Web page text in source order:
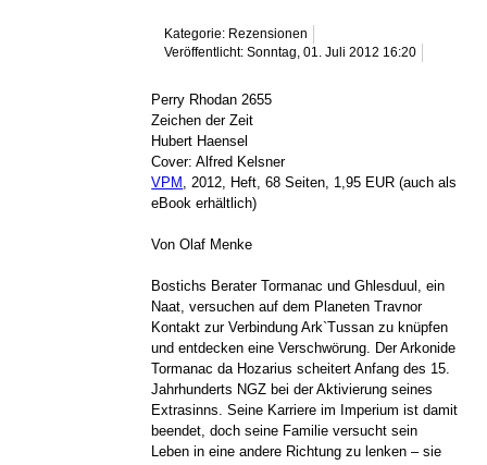
Kategorie: Rezensionen
Veröffentlicht: Sonntag, 01. Juli 2012 16:20
Perry Rhodan 2655
Zeichen der Zeit
Hubert Haensel
Cover: Alfred Kelsner
VPM , 2012, Heft, 68 Seiten, 1,95 EUR (auch als
eBook erhältlich)
Von Olaf Menke
Bostichs Berater Tormanac und Ghlesduul, ein
Naat, versuchen auf dem Planeten Travnor
Kontakt zur Verbindung Ark`Tussan zu knüpfen
und entdecken eine Verschwörung. Der Arkonide
Tormanac da Hozarius scheitert Anfang des 15.
Jahrhunderts NGZ bei der Aktivierung seines
Extrasinns. Seine Karriere im Imperium ist damit
beendet, doch seine Familie versucht sein
Leben in eine andere Richtung zu lenken – sie